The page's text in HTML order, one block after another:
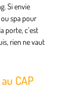
Si envie
spa pour
porte, c’est
rien ne vaut
CAP